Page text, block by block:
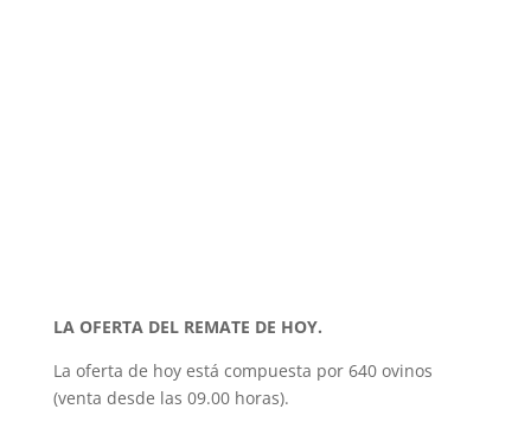
LA OFERTA DEL REMATE DE HOY.
La oferta de hoy está compuesta por 640 ovinos
(venta desde las 09.00 horas).